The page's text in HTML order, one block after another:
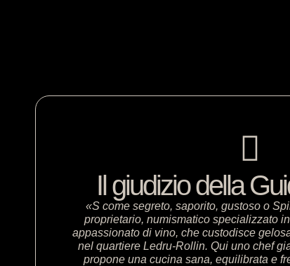
Il giudizio della
«S come segreto, saporito, gustoso o
proprietario, numismatico specializzato
appassionato di vino, che custodisce
nel quartiere Ledru-Rollin. Qui uno chef
propone una cucina sana, equilibrata e